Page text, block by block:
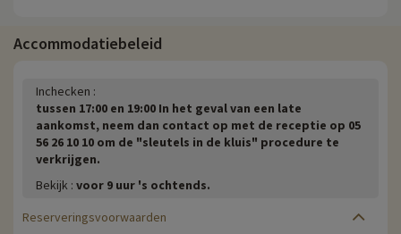
Accommodatiebeleid
Inchecken :
tussen 17:00 en 19:00 In het geval van een late
aankomst, neem dan contact op met de receptie op 05
56 26 10 10 om de "sleutels in de kluis" procedure te
verkrijgen.
Bekijk : voor 9 uur 's ochtends.
Reserveringsvoorwaarden